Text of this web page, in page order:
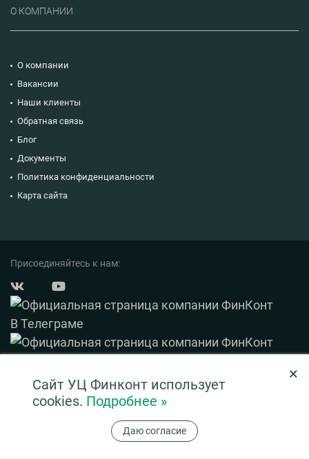
О КОМПАНИИ
О компании
Вакансии
Наши клиенты
Обратная связь
Блог
Документы
Политика конфиденциальности
Карта сайта
Присоединяйтесь к нам:
Нашли ошибку? Выделите ее и нажмите Ctrl+Enter
Информация на сайте ни при каких условиях не является публичной офертой,
определяемой положениями ч. 2 ст. 437 ГК РФ
×
Сайт УЦ Финконт использует
cookies. Подробнее »
Даю согласие